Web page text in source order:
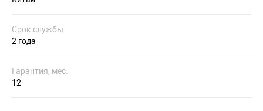
Срок службы
2 года
Гарантия, мес.
12